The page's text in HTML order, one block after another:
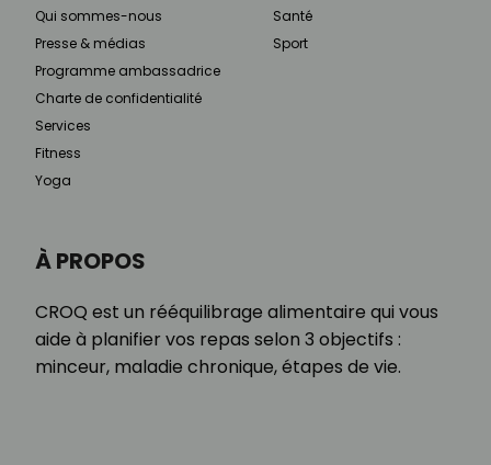
À PROPOS
CROQ est un rééquilibrage alimentaire qui vous
aide à planifier vos repas selon 3 objectifs :
minceur, maladie chronique, étapes de vie.
Qui sommes-nous
Presse & médias
Programme ambassadrice
Charte de confidentialité
Services
Fitness
Yoga
Santé
Sport